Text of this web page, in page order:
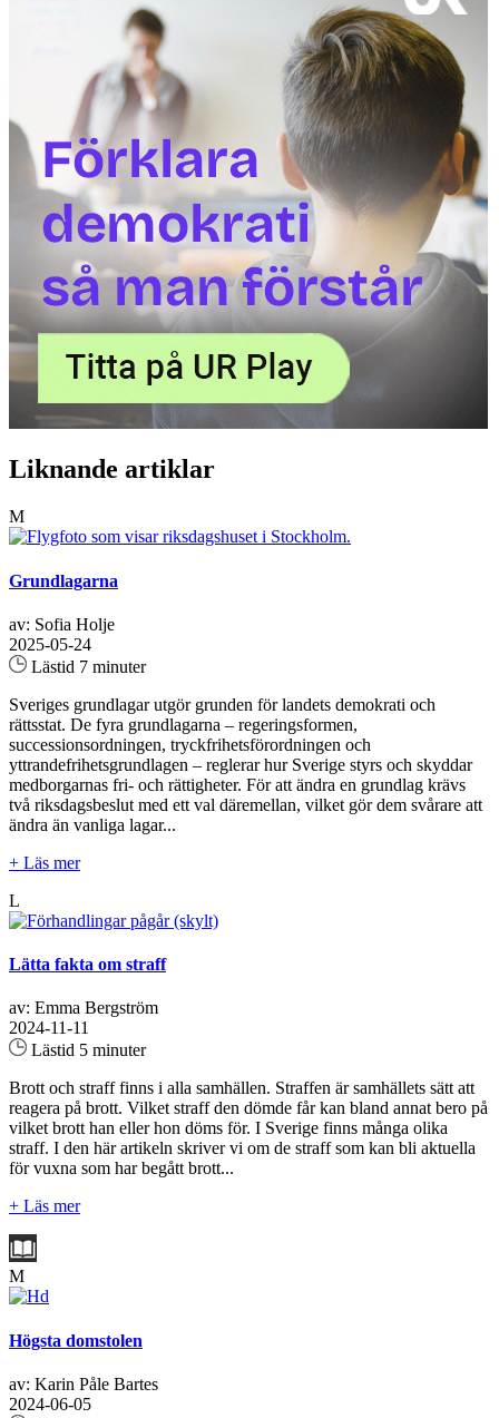
Liknande artiklar
M
Grundlagarna
av: Sofia Holje
2025-05-24
Lästid 7 minuter
Sveriges grundlagar utgör grunden för landets demokrati och
rättsstat. De fyra grundlagarna – regeringsformen,
successionsordningen, tryckfrihetsförordningen och
yttrandefrihetsgrundlagen – reglerar hur Sverige styrs och skyddar
medborgarnas fri- och rättigheter. För att ändra en grundlag krävs
två riksdagsbeslut med ett val däremellan, vilket gör dem svårare att
ändra än vanliga lagar...
+ Läs mer
L
Lätta fakta om straff
av: Emma Bergström
2024-11-11
Lästid 5 minuter
Brott och straff finns i alla samhällen. Straffen är samhällets sätt att
reagera på brott. Vilket straff den dömde får kan bland annat bero på
vilket brott han eller hon döms för. I Sverige finns många olika
straff. I den här artikeln skriver vi om de straff som kan bli aktuella
för vuxna som har begått brott...
+ Läs mer
M
Högsta domstolen
av: Karin Påle Bartes
2024-06-05